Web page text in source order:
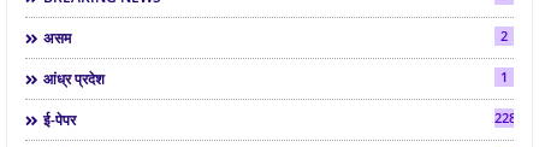
असम 2
आंध्र प्रदेश 1
ई-पेपर 2286